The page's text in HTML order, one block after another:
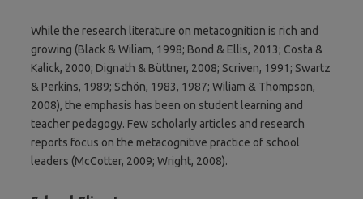
While the research literature on metacognition is rich and
growing (Black & Wiliam, 1998; Bond & Ellis, 2013; Costa &
Kalick, 2000; Dignath & Büttner, 2008; Scriven, 1991; Swartz
& Perkins, 1989; Schön, 1983, 1987; Wiliam & Thompson,
2008), the emphasis has been on student learning and
teacher pedagogy. Few scholarly articles and research
reports focus on the metacognitive practice of school
leaders (McCotter, 2009; Wright, 2008).